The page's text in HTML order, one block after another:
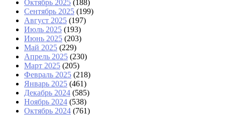
Октябрь 2025 (188)
Сентябрь 2025 (199)
Август 2025 (197)
Июль 2025 (193)
Июнь 2025 (203)
Май 2025 (229)
Апрель 2025 (230)
Март 2025 (205)
Февраль 2025 (218)
Январь 2025 (461)
Декабрь 2024 (585)
Ноябрь 2024 (538)
Октябрь 2024 (761)